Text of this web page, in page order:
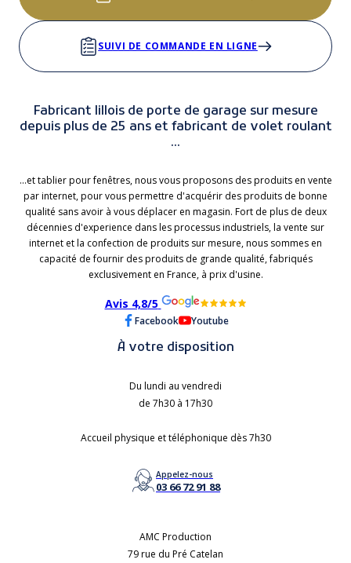
SUIVI DE COMMANDE EN LIGNE
Fabricant lillois de porte de garage sur mesure
depuis plus de 25 ans et fabricant de volet roulant
...
...et tablier pour fenêtres, nous vous proposons des produits en vente
par internet, pour vous permettre d'acquérir des produits de bonne
qualité sans avoir à vous déplacer en magasin. Fort de plus de deux
décennies d'experience dans les processus industriels, la vente sur
internet et la confection de produits sur mesure, nous sommes en
capacité de fournir des produits de grande qualité, fabriqués
exclusivement en France, à prix d'usine.
Avis 4,8/5
Facebook Youtube
À votre disposition
Du lundi au vendredi
de 7h30 à 17h30
Accueil physique et téléphonique dès 7h30
Appelez-nous
03 66 72 91 88
AMC Production
79 rue du Pré Catelan